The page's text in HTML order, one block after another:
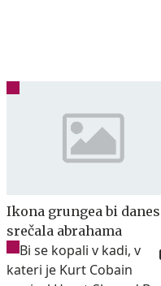
Ikona grungea bi danes
srečala abrahama